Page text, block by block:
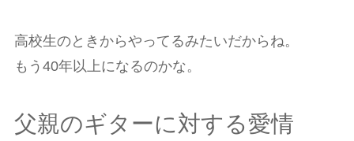
高校生のときからやってるみたいだからね。
もう40年以上になるのかな。
父親のギターに対する愛情